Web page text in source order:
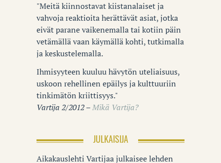
"Meitä kiinnostavat kiistanalaiset ja
vahvoja reaktioita herättävät asiat, jotka
eivät parane vaikenemalla tai kotiin päin
vetämällä vaan käymällä kohti, tutkimalla
ja keskustelemalla.
Ihmisyyteen kuuluu hävytön uteliaisuus,
uskoon rehellinen epäilys ja kulttuuriin
tinkimätön kriittisyys."
Vartija 2/2012 –Mikä Vartija?
JULKAISIJA
Aikakauslehti Vartijaa julkaisee lehden